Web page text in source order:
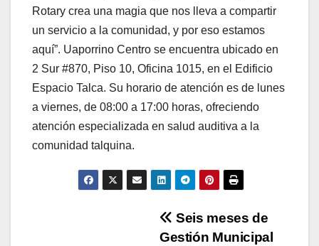
Rotary crea una magia que nos lleva a compartir
un servicio a la comunidad, y por eso estamos
aquí”. Uaporrino Centro se encuentra ubicado en
2 Sur #870, Piso 10, Oficina 1015, en el Edificio
Espacio Talca. Su horario de atención es de lunes
a viernes, de 08:00 a 17:00 horas, ofreciendo
atención especializada en salud auditiva a la
comunidad talquina.
Seis meses de
Gestión Municipal